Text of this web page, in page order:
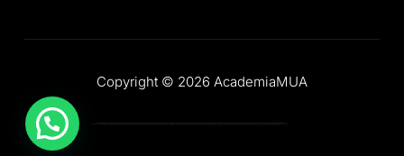
Copyright © 2026 AcademiaMUA